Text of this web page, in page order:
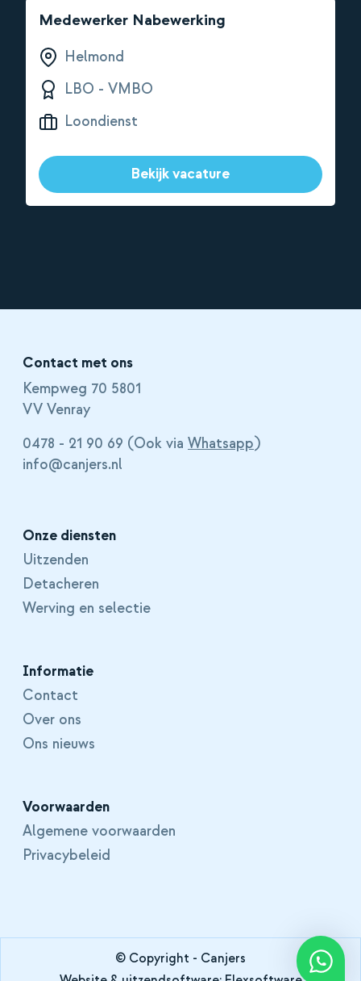
Medewerker Nabewerking
Helmond
LBO - VMBO
Loondienst
Bekijk vacature
Contact met ons
Kempweg 70 5801
VV Venray
0478 - 21 90 69 (Ook via Whatsapp)
info@canjers.nl
Onze diensten
Uitzenden
Detacheren
Werving en selectie
Informatie
Contact
Over ons
Ons nieuws
Voorwaarden
Algemene voorwaarden
Privacybeleid
© Copyright - Canjers